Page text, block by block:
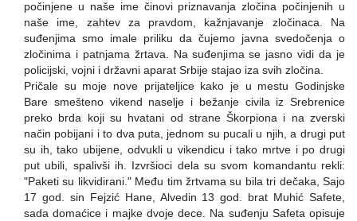
počinjene u naše ime činovi priznavanja zločina počinjenih u
naše ime, zahtev za pravdom, kažnjavanje zločinaca. Na
suđenjima smo imale priliku da čujemo javna svedočenja o
zločinima i patnjama žrtava. Na suđenjima se jasno vidi da je
policijski, vojni i državni aparat Srbije stajao iza svih zločina.
Pričale su moje nove prijateljice kako je u mestu Godinjske
Bare smešteno vikend naselje i bežanje civila iz Srebrenice
preko brda koji su hvatani od strane Škorpiona i na zverski
način pobijani i to dva puta, jednom su pucali u njih, a drugi put
su ih, tako ubijene, odvukli u vikendicu i tako mrtve i po drugi
put ubili, spalivši ih. Izvršioci dela su svom komandantu rekli:
"Paketi su likvidirani." Među tim žrtvama su bila tri dečaka, Sajo
17 god. sin Fejzić Hane, Alvedin 13 god. brat Muhić Safete,
sada domaćice i majke dvoje dece. Na suđenju Safeta opisuje